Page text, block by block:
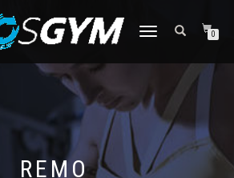
CAMBIAR
0
REMO